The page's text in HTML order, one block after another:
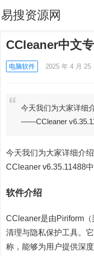
易搜资源网
CCleaner中文
电脑软件 2025 年 4 月 25
今天我们为大家详细
——CCleaner
今天我们为大家详细介
CCleaner v6.35.11488中
软件介绍
CCleaner是由Piriform
清理与隐私保护工具。
称，能够为用户提供深